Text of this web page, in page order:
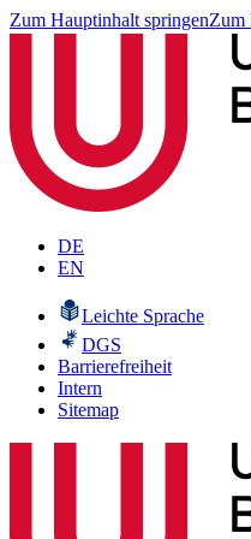
Zum Hauptinhalt springenZum
DE
EN
Leichte Sprache
DGS
Barrierefreiheit
Intern
Sitemap